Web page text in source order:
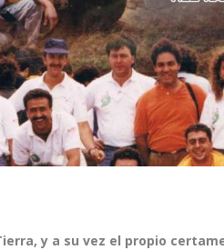
y a su vez el propio